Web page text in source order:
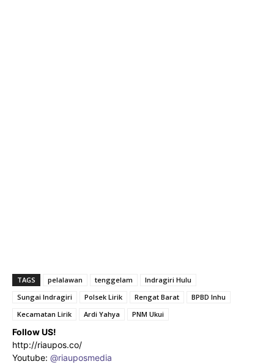
TAGS pelalawan tenggelam
Indragiri Hulu
Sungai Indragiri
Polsek Lirik Rengat Barat
BPBD Inhu
Kecamatan Lirik
Ardi Yahya PNM Ukui
Follow US!
http://riaupos.co/
Youtube: @riauposmedia